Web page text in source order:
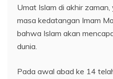
Umat Islam di akhir
masa kedatangan Imam
bahwa Islam akan
dunia.
Pada awal abad ke 14